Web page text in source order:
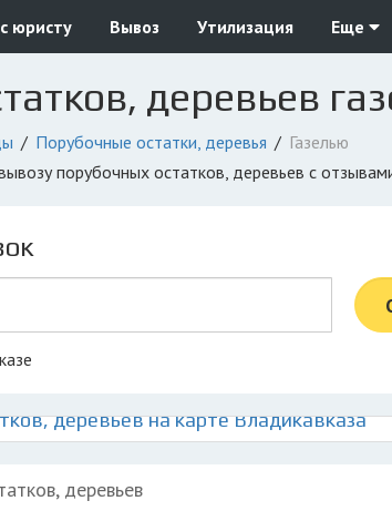
юристу Вывоз Утилизация Еще
деревьев
Порубочные остатки, деревья
Газелью
порубочных остатков, деревьев с
деревьев на карте Владикавказа
деревьев